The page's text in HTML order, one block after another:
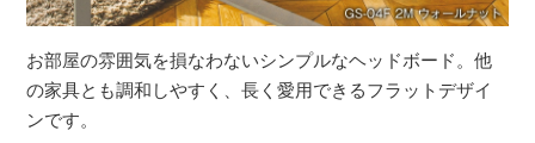
お部屋の雰囲気を損なわないシンプルなヘッドボード。他
の家具とも調和しやすく、長く愛用できるフラットデザイ
ンです。